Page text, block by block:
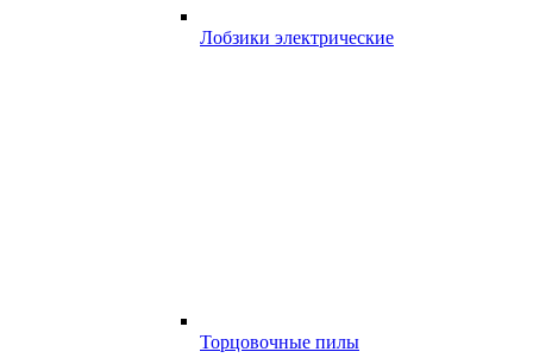
Лобзики электрические
Торцовочные пилы